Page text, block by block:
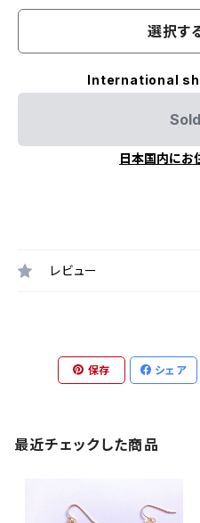
選択す
International
日本国内にお
レビュー
保存 シェア
最近チェックした商品